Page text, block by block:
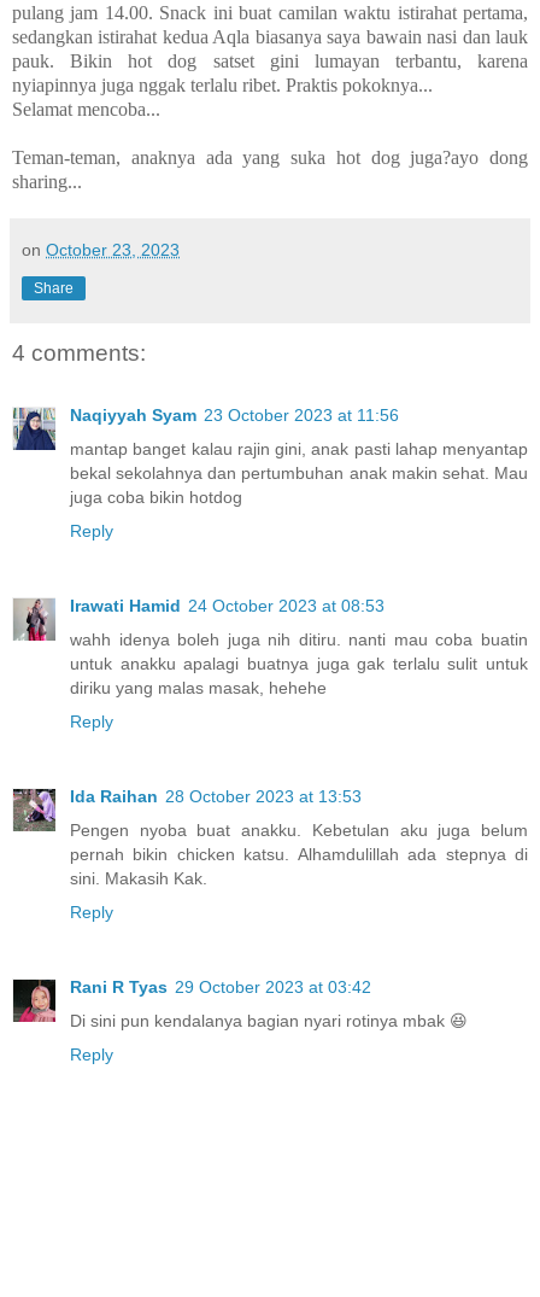
pulang jam 14.00. Snack ini buat camilan waktu istirahat pertama,
sedangkan istirahat kedua Aqla biasanya saya bawain nasi dan lauk
pauk. Bikin hot dog satset gini lumayan terbantu, karena
nyiapinnya juga nggak terlalu ribet. Praktis pokoknya...
Selamat mencoba...
Teman-teman, anaknya ada yang suka hot dog juga?ayo dong
sharing...
on October 23, 2023
Share
4 comments:
Naqiyyah Syam 23 October 2023 at 11:56
mantap banget kalau rajin gini, anak pasti lahap menyantap
bekal sekolahnya dan pertumbuhan anak makin sehat. Mau
juga coba bikin hotdog
Reply
Irawati Hamid 24 October 2023 at 08:53
wahh idenya boleh juga nih ditiru. nanti mau coba buatin
untuk anakku apalagi buatnya juga gak terlalu sulit untuk
diriku yang malas masak, hehehe
Reply
Ida Raihan 28 October 2023 at 13:53
Pengen nyoba buat anakku. Kebetulan aku juga belum
pernah bikin chicken katsu. Alhamdulillah ada stepnya di
sini. Makasih Kak.
Reply
Rani R Tyas 29 October 2023 at 03:42
Di sini pun kendalanya bagian nyari rotinya mbak 😆
Reply